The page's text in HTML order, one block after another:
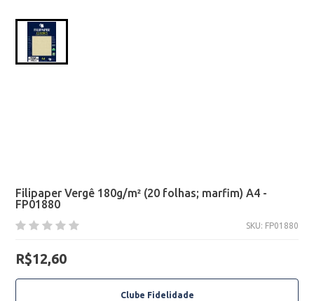
Filipaper Vergê 180g/m² (20 folhas; marfim) A4 -
FP01880
SKU: FP01880
R$12,60
Clube Fidelidade